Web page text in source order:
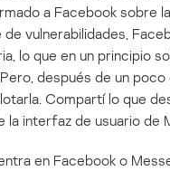
a Facebook sobre
vulnerabilidades,
lo que en un principio
después de un
Compartí lo que
interfaz de usuario de
en Facebook o